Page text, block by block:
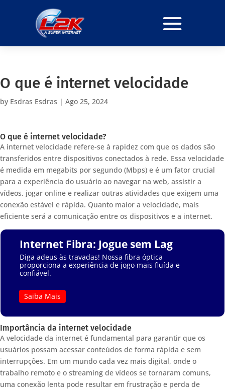
O que é internet velocidade
by Esdras Esdras | Ago 25, 2024
O que é internet velocidade?
A internet velocidade refere-se à rapidez com que os dados são
transferidos entre dispositivos conectados à rede. Essa velocidade
é medida em megabits por segundo (Mbps) e é um fator crucial
para a experiência do usuário ao navegar na web, assistir a
vídeos, jogar online e realizar outras atividades que exigem uma
conexão estável e rápida. Quanto maior a velocidade, mais
eficiente será a comunicação entre os dispositivos e a internet.
Internet Fibra: Jogue sem Lag
Diga adeus às travadas! Nossa fibra óptica
proporciona a experiência de jogo mais fluída e
confiável.
Saiba Mais
Importância da internet velocidade
A velocidade da internet é fundamental para garantir que os
usuários possam acessar conteúdos de forma rápida e sem
interrupções. Em um mundo cada vez mais digital, onde o
trabalho remoto e o streaming de vídeos se tornaram comuns,
uma conexão lenta pode resultar em frustração e perda de